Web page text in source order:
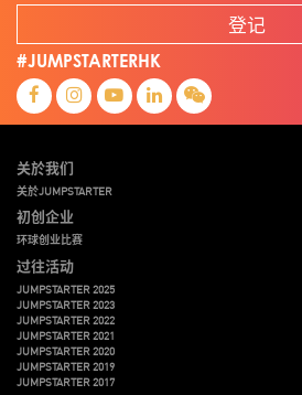
登记
#JUMPSTARTERHK
关於我们
关於JUMPSTARTER
初创企业
环球创业比赛
过往活动
JUMPSTARTER 2025
JUMPSTARTER 2023
JUMPSTARTER 2022
JUMPSTARTER 2021
JUMPSTARTER 2020
JUMPSTARTER 2019
JUMPSTARTER 2017